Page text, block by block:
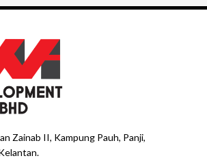
Zainab II, Kampung Pauh, Panji,